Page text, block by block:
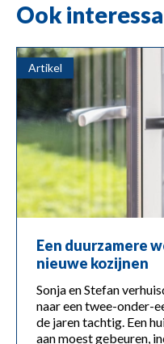
Ook
Artikel
Een duurzamere
nieuwe kozijnen
Sonja en Stefan
naar een twee-onder-
de jaren tachtig. Een
aan moest gebeuren,